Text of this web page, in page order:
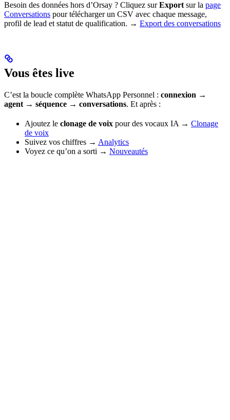
Besoin des données hors d’Orsay ? Cliquez surExportsur la page
Conversations pour télécharger un CSV avec chaque message,
profil de lead et statut de qualification. → Export des conversations
Vous êtes live
C’est la boucle complète WhatsApp Personnel : connexion →
agent → séquence → conversations. Et après :
Ajoutez le clonage de voix pour des vocaux IA → Clonage
de voix
Suivez vos chiffres → Analytics
Voyez ce qu’on a sorti → Nouveautés